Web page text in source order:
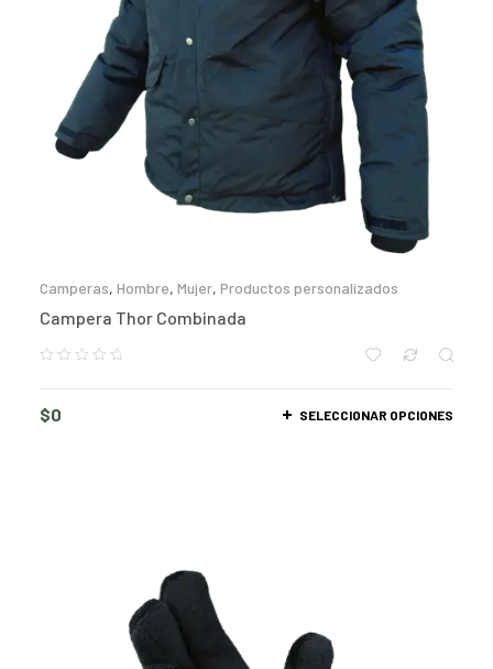
Camperas, Hombre, Mujer, Productos personalizados
Campera Thor Combinada
$0 SELECCIONAR OPCIONES